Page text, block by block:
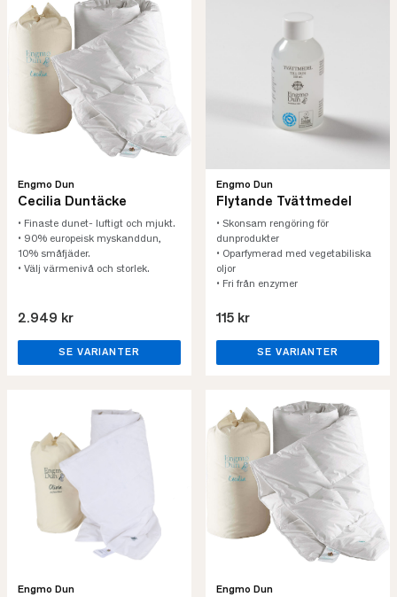
Engmo Dun
Cecilia Duntäcke
• Finaste dunet- luftigt och mjukt.
• 90% europeisk myskanddun,
10% småfjäder.
• Välj värmenivå och storlek.
2.949 kr
SE VARIANTER
Engmo Dun
Flytande Tvättmedel
• Skonsam rengöring för
dunprodukter
• Oparfymerad med vegetabiliska
oljor
• Fri från enzymer
115 kr
SE VARIANTER
Engmo Dun Engmo Dun